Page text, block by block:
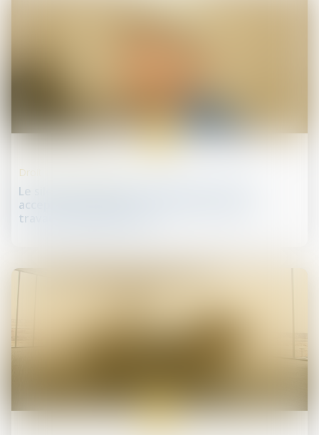
Le silence du maître d’ouvrage ne vaut pas
acceptation expresse et non équivoque de
travaux supplémentaires
Droit de la construction